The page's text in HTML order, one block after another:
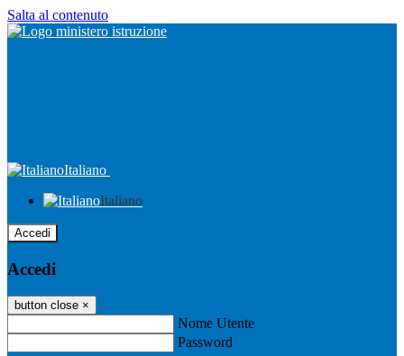
Salta al contenuto
Italiano
Italiano
Accedi
Accedi
button close ×
Nome Utente
Password